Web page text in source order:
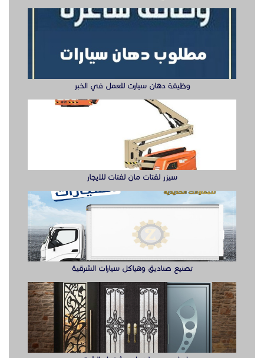
وظيفة دهان سيارت للعمل في الخبر
سيزر لفتات مان لفتات للايجار
تصنيع صناديق وهياكل سيارات الشرقية